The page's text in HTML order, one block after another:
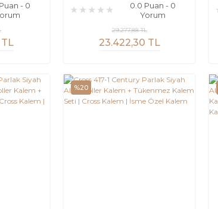
- 0
0.0 Puan - 0
Yorum
23.422,30 TL
29.277,88 TL
%20